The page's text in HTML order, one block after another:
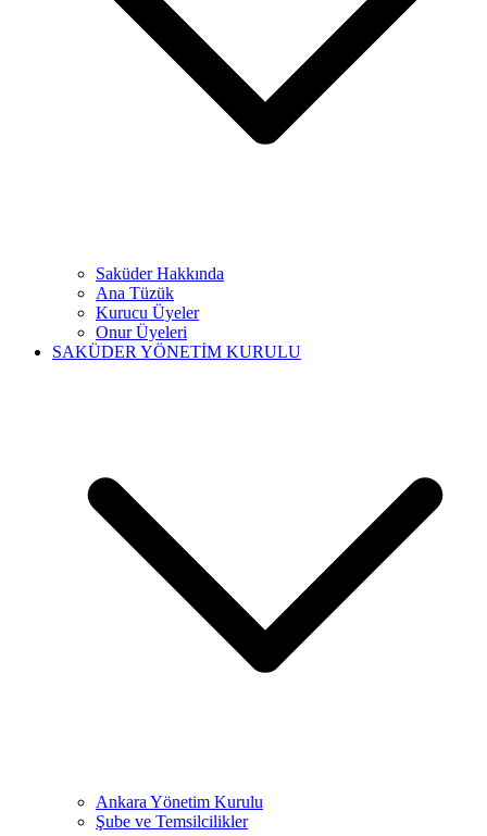
Saküder Hakkında
Ana Tüzük
Kurucu Üyeler
Onur Üyeleri
SAKÜDER YÖNETİM KURULU
Ankara Yönetim Kurulu
Şube ve Temsilcilikler